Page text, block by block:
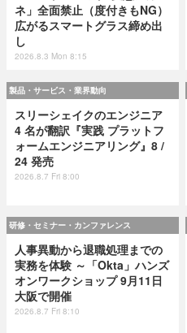
ネ」全面禁止（度付きもNG）
広がるスマートグラス締め出
し
2026.8.3 Mon 8:15
製品・サービス・業界動向
スリーシェイクのエンジニア
4 名が翻訳『実践 プラットフ
ォームエンジニアリング』8 /
24 発売
2026.8.7 Fri 8:00
研修・セミナー・カンファレンス
人事異動から退職処理までの
実務を体験 ～「Okta」ハンズ
オンワークショップ 9月11日
大阪で開催
2026.8.7 Fri 8:10